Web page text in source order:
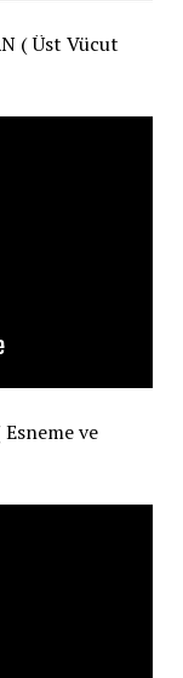
( Üst Vücut
ve